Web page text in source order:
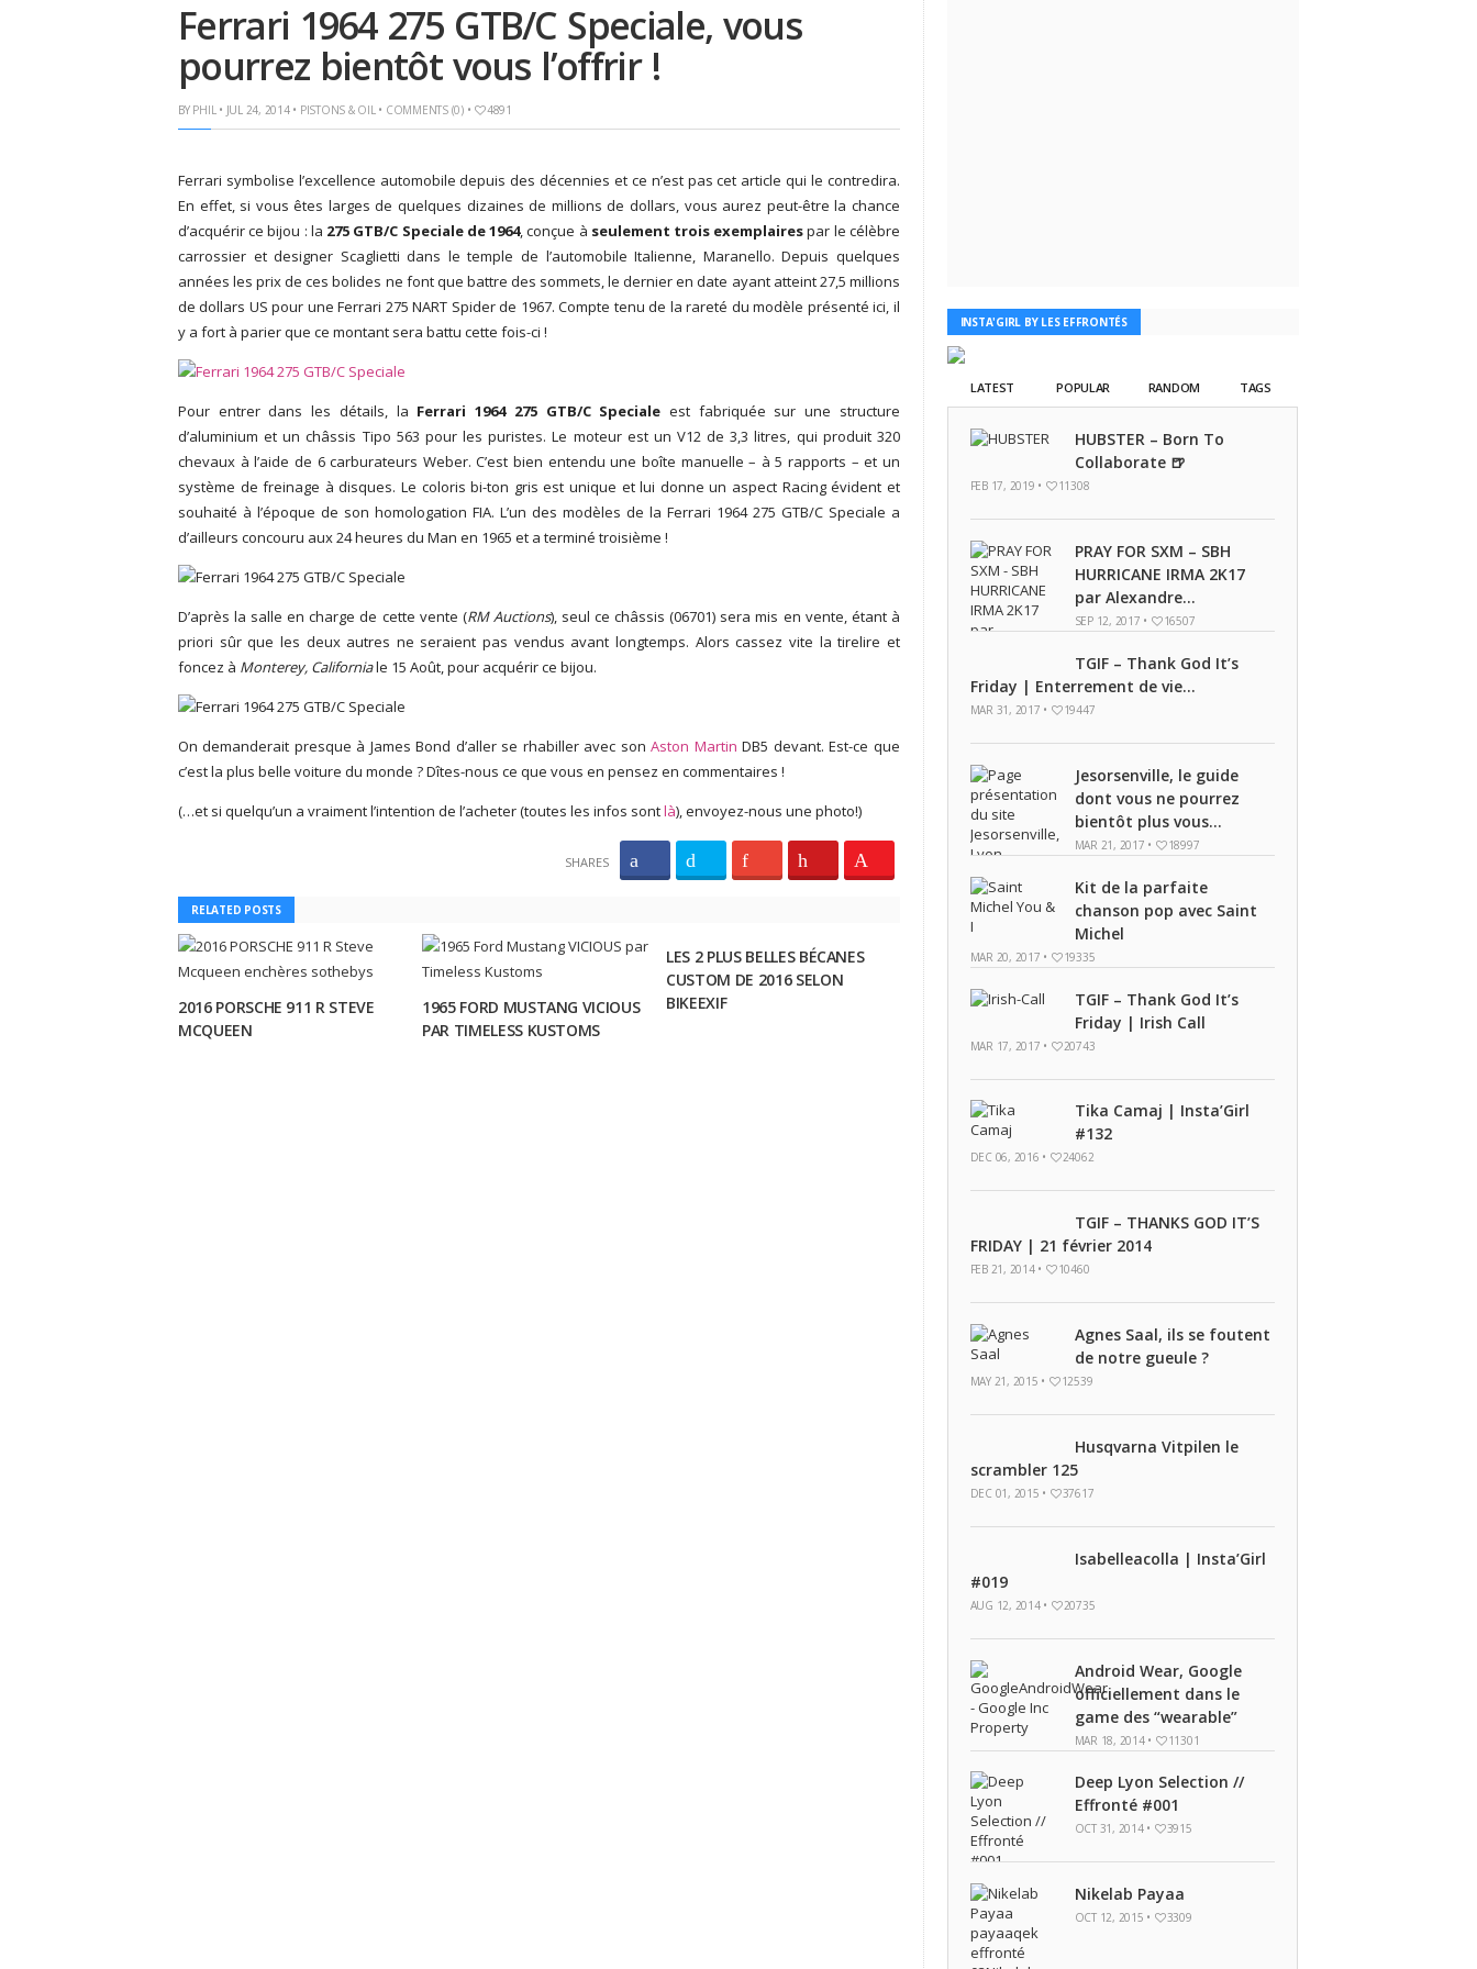
Ferrari 1964 275 GTB/C Speciale, vous
pourrez bientôt vous l’offrir !
BY PHIL• JUL 24, 2014 • PISTONS & OIL• COMMENTS (0)• 4891
Ferrari symbolise l’excellence automobile depuis des décennies et ce n’est pas cet article qui le contredira.
En effet, si vous êtes larges de quelques dizaines de millions de dollars, vous aurez peut-être la chance
d’acquérir ce bijou : la 275 GTB/C Speciale de 1964, conçue à seulement trois exemplairespar le célèbre
carrossier et designer Scaglietti dans le temple de l’automobile Italienne, Maranello. Depuis quelques
années les prix de ces bolides ne font que battre des sommets, le dernier en date ayant atteint 27,5 millions
de dollars US pour une Ferrari 275 NART Spider de 1967. Compte tenu de la rareté du modèle présenté ici, il
y a fort à parier que ce montant sera battu cette fois-ci !
Pour entrer dans les détails, la Ferrari 1964 275 GTB/C Speciale est fabriquée sur une structure
d’aluminium et un châssis Tipo 563 pour les puristes. Le moteur est un V12 de 3,3 litres, qui produit 320
chevaux à l’aide de 6 carburateurs Weber. C’est bien entendu une boîte manuelle – à 5 rapports – et un
système de freinage à disques. Le coloris bi-ton gris est unique et lui donne un aspect Racing évident et
souhaité à l’époque de son homologation FIA. L’un des modèles de la Ferrari 1964 275 GTB/C Speciale a
d’ailleurs concouru aux 24 heures du Man en 1965 et a terminé troisième !
D’après la salle en charge de cette vente (RM Auctions), seul ce châssis (06701) sera mis en vente, étant à
priori sûr que les deux autres ne seraient pas vendus avant longtemps. Alors cassez vite la tirelire et
foncez à Monterey, Californiale 15 Août, pour acquérir ce bijou.
On demanderait presque à James Bond d’aller se rhabiller avec sonAston Martin DB5 devant. Est-ce que
c’est la plus belle voiture du monde ? Dîtes-nous ce que vous en pensez en commentaires !
(…et si quelqu’un a vraiment l’intention de l’acheter (toutes les infos sontlà), envoyez-nous une photo!)
SHARES
RELATED POSTS
2016 PORSCHE 911 R STEVE
MCQUEEN
1965 FORD MUSTANG VICIOUS
PAR TIMELESS KUSTOMS
LES 2 PLUS BELLES BÉCANES
CUSTOM DE 2016 SELON
BIKEEXIF
INSTA'GIRL BY LES EFFRONTÉS
LATEST POPULAR RANDOM TAGS
HUBSTER – Born To
Collaborate 🍺
FEB 17, 2019 • 11308
PRAY FOR SXM – SBH
HURRICANE IRMA 2K17
par Alexandre...
SEP 12, 2017 • 16507
TGIF – Thank God It’s
Friday | Enterrement de vie...
MAR 31, 2017 • 19447
Jesorsenville, le guide
dont vous ne pourrez
bientôt plus vous...
MAR 21, 2017 • 18997
Kit de la parfaite
chanson pop avec Saint
Michel
MAR 20, 2017 • 19335
TGIF – Thank God It’s
Friday | Irish Call
MAR 17, 2017 • 20743
Tika Camaj | Insta’Girl
#132
DEC 06, 2016 • 24062
TGIF – THANKS GOD IT’S
FRIDAY | 21 février 2014
FEB 21, 2014 • 10460
Agnes Saal, ils se foutent
de notre gueule ?
MAY 21, 2015 • 12539
Husqvarna Vitpilen le
scrambler 125
DEC 01, 2015 • 37617
Isabelleacolla | Insta’Girl
#019
AUG 12, 2014 • 20735
Android Wear, Google
officiellement dans le
game des “wearable”
MAR 18, 2014 • 11301
Deep Lyon Selection //
Effronté #001
OCT 31, 2014 • 3915
Nikelab Payaa
OCT 12, 2015 • 3309